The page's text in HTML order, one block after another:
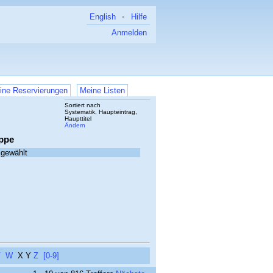
Hilfe
•
English
Anmelden
Reservierungen Meine Listen
Sortiert nach
Systematik, Haupteintrag,
Haupttitel
Ändern
W X Y Z
[0-9]